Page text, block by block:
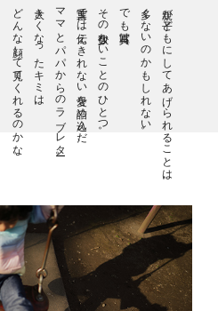
親が子どもにしてあげられることは、
多くないのかもしれない。
でも写真は、
その数少ないことのひとつ。
言葉では伝えきれない愛を詰め込んだ、
ママとパパからのラブレター。
大きくなったキミは、
どんな顔して見てくれるのかな。